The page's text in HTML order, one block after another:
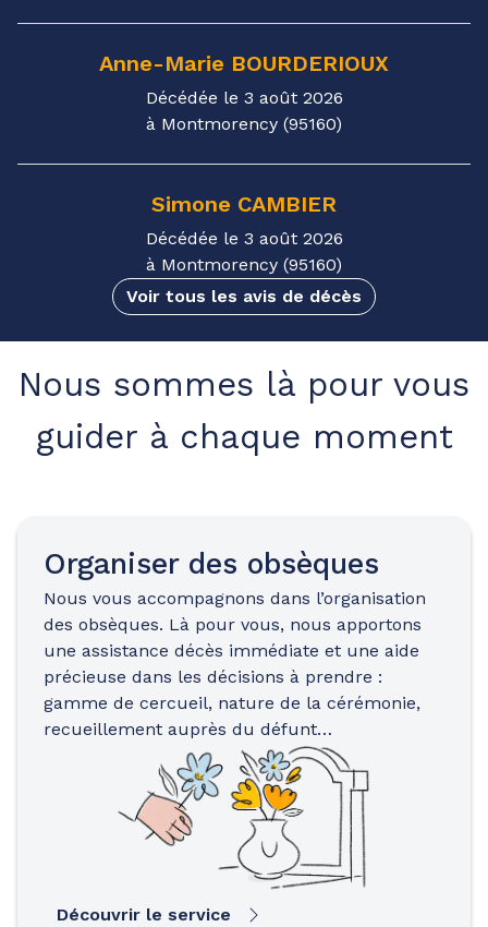
Anne-Marie BOURDERIOUX
Décédée le 3 août 2026
à Montmorency (95160)
Simone CAMBIER
Décédée le 3 août 2026
à Montmorency (95160)
Voir tous les avis de décès
Nous sommes là pour vous
guider à chaque moment
Organiser des obsèques
Nous vous accompagnons dans l’organisation
des obsèques. Là pour vous, nous apportons
une assistance décès immédiate et une aide
précieuse dans les décisions à prendre :
gamme de cercueil, nature de la cérémonie,
recueillement auprès du défunt…
Découvrir le service